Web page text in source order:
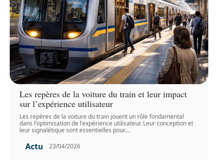
Les repères de la voiture du train et leur impact
sur l’expérience utilisateur
Les repères de la voiture du train jouent un rôle fondamental
dans l'optimisation de l'expérience utilisateur. Leur conception et
leur signalétique sont essentielles pour…
Actu 23/04/2026